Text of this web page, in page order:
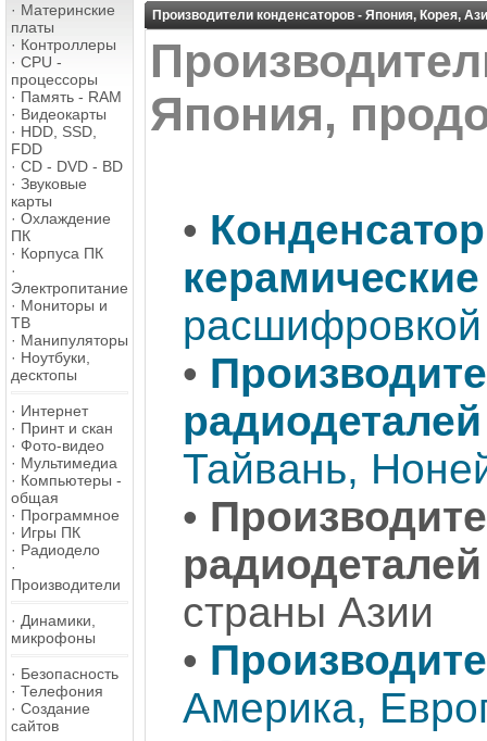
· Материнские
платы
· Контроллеры
· CPU -
процессоры
· Память - RAM
· Видеокарты
· HDD, SSD,
FDD
· CD - DVD - BD
· Звуковые
карты
· Охлаждение
ПК
· Корпуса ПК
·
Электропитание
· Мониторы и
ТВ
· Манипуляторы
· Ноутбуки,
десктопы
· Интернет
· Принт и скан
· Фото-видео
· Мультимедиа
· Компьютеры -
общая
· Программное
· Игры ПК
· Радиодело
·
Производители
· Динамики,
микрофоны
· Безопасность
· Телефония
· Создание
сайтов
Производители конденсаторов - Япония, Корея,
Япония,
•
керамические
•
Тайвань,
•
страны Азии
•
Америка,